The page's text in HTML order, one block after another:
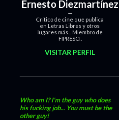
Ernesto Diezmartínez
Crítico de cine que publica
en Letras Libres y otros
lugares más... Miembro de
FIPRESCI.
VISITAR PERFIL
Who am I? I'm the guy who does
his fucking job... You must be the
other guy!